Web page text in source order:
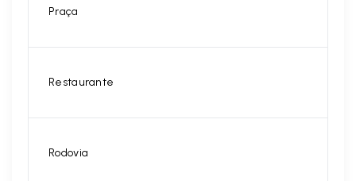
Praça
Restaurante
Rodovia